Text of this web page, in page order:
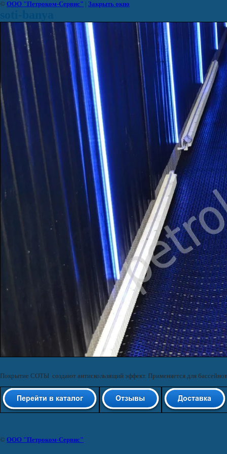
© ООО "Петроком-Сервис" | Закрыть окно
Покрытие СОТЫ создают антискользящий эффект. Применяется для
© ООО "Петроком-Сервис"